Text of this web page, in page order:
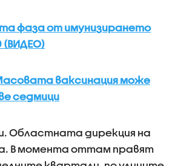
фаза от имунизирането
(ВИДЕО)
ваксинация може
седмици
Областната дирекция на
В момента оттам правят